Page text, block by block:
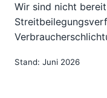
Wir sind nicht
Stand: Juni 2026